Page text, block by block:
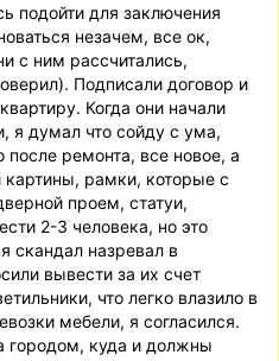
подойти для заключения
незачем, все ок,
с ним рассчитались,
Подписали договор и
Когда они начали
я думал что сойду с ума,
после ремонта, все новое, а
картины, рамки, которые с
проем, статуи,
2-3 человека, но это
скандал назревал в
вывести за их счет
что легко влазило в
мебели, я согласился.
городом, куда и должны